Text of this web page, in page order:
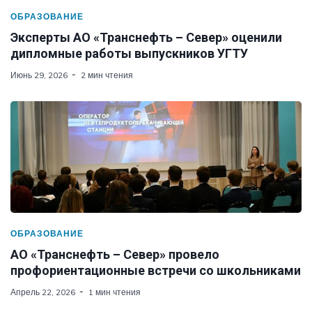
ОБРАЗОВАНИЕ
Эксперты АО «Транснефть – Север» оценили
дипломные работы выпускников УГТУ
Июнь 29, 2026 2 мин чтения
ОБРАЗОВАНИЕ
АО «Транснефть – Север» провело
профориентационные встречи со школьниками
Апрель 22, 2026 1 мин чтения